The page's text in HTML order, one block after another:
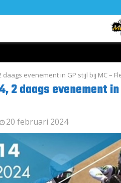
daags evenement in GP stijl bij MC –
2 daags evenement
20 februari 2024